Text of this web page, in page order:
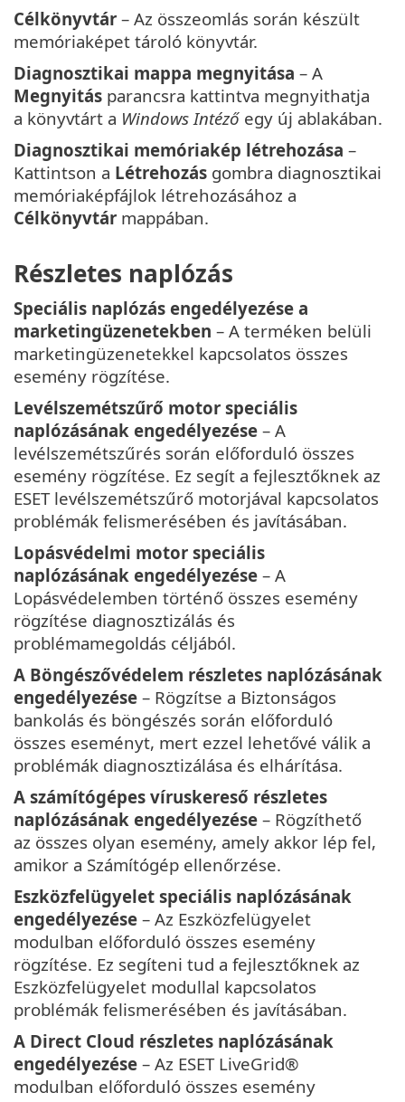
Célkönyvtár – Az összeomlás során készült
memóriaképet tároló könyvtár.
Diagnosztikai mappa megnyitása – A
Megnyitás parancsra kattintva megnyithatja
a könyvtárt a Windows Intéző egy új ablakában.
Diagnosztikai memóriakép létrehozása –
Kattintson a Létrehozás gombra diagnosztikai
memóriaképfájlok létrehozásához a
Célkönyvtár mappában.
Részletes naplózás
Speciális naplózás engedélyezése a
marketingüzenetekben – A terméken belüli
marketingüzenetekkel kapcsolatos összes
esemény rögzítése.
Levélszemétszűrő motor speciális
naplózásának engedélyezése – A
levélszemétszűrés során előforduló összes
esemény rögzítése. Ez segít a fejlesztőknek az
ESET levélszemétszűrő motorjával kapcsolatos
problémák felismerésében és javításában.
Lopásvédelmi motor speciális
naplózásának engedélyezése – A
Lopásvédelemben történő összes esemény
rögzítése diagnosztizálás és
problémamegoldás céljából.
A Böngészővédelem részletes naplózásának
engedélyezése – Rögzítse a Biztonságos
bankolás és böngészés során előforduló
összes eseményt, mert ezzel lehetővé válik a
problémák diagnosztizálása és elhárítása.
A számítógépes víruskereső részletes
naplózásának engedélyezése – Rögzíthető
az összes olyan esemény, amely akkor lép fel,
amikor a Számítógép ellenőrzése.
Eszközfelügyelet speciális naplózásának
engedélyezése – Az Eszközfelügyelet
modulban előforduló összes esemény
rögzítése. Ez segíteni tud a fejlesztőknek az
Eszközfelügyelet modullal kapcsolatos
problémák felismerésében és javításában.
A Direct Cloud részletes naplózásának
engedélyezése – Az ESET LiveGrid®
modulban előforduló összes esemény